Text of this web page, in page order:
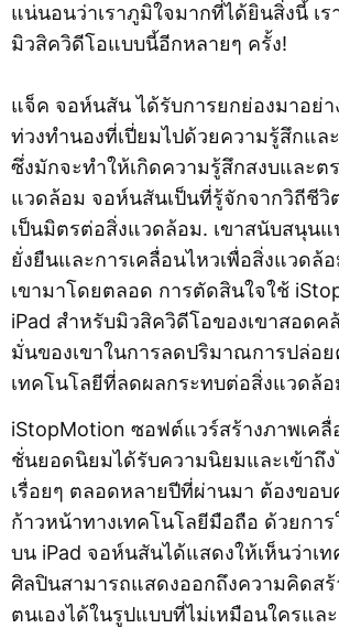
แน่นอนว่าเราภูมิใจมากที่ได้ยินสิ่งนี้ เร
มิวสิควิดีโอแบบนี้อีกหลายๆ ครั้ง!
แจ็ค จอห์นสัน ได้รับการยกย่องมาอย่า
ท่วงทำนองที่เปี่ยมไปด้วยความรู้สึกและ
ซึ่งมักจะทำให้เกิดความรู้สึกสงบและต
แวดล้อม จอห์นสันเป็นที่รู้จักจากวิถีชีวิ
เป็นมิตรต่อสิ่งแวดล้อม. เขาสนับสนุน
ยั่งยืนและการเคลื่อนไหวเพื่อสิ่งแวดล้
เขามาโดยตลอด การตัดสินใจใช้
iPad สำหรับมิวสิควิดีโอของเขาสอดค
มั่นของเขาในการลดปริมาณการปล่อ
เทคโนโลยีที่ลดผลกระทบต่อสิ่งแวดล้
iStopMotion ซอฟต์แวร์สร้างภาพเค
ชั่นยอดนิยมได้รับความนิยมและเข้าถึ
เรื่อยๆ ตลอดหลายปีที่ผ่านมา ต้องขอ
ก้าวหน้าทางเทคโนโลยีมือถือ ด้วยกา
บน iPad จอห์นสันได้แสดงให้เห็นว่าเ
ศิลปินสามารถแสดงออกถึงความคิดสร้
ตนเองได้ในรูปแบบที่ไม่เหมือนใครแล